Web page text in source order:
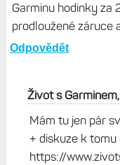
Garminu hodinky za
prodloužené záruce
Odpovědět
Život s
Mám tu jen pár
+ diskuze k tomu
https://